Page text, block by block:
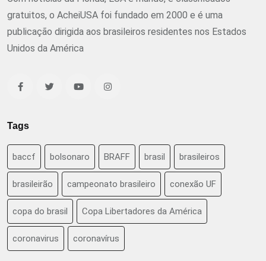
gratuitos, o AcheiUSA foi fundado em 2000 e é uma
publicação dirigida aos brasileiros residentes nos Estados
Unidos da América
Tags
baccf bolsonaro BRAFF brasil brasileiros
brasileirão campeonato brasileiro conexão UF
copa do brasil Copa Libertadores da América
coronavirus coronavírus